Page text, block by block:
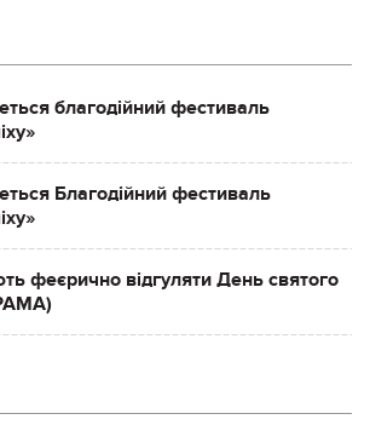
благодійний фестиваль
Благодійний фестиваль
феєрично відгуляти День святого